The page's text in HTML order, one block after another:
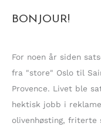
e
e
:
BONJOUR!
For noen år siden
fra "store" Oslo til
Provence. Livet ble
hektisk jobb i
olivenhøsting, friterte